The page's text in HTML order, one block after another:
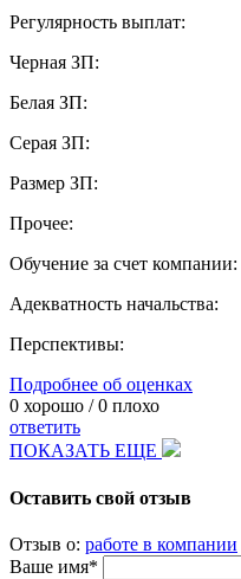
Регулярность выплат:
Черная ЗП:
Белая ЗП:
Серая ЗП:
Размер ЗП:
Прочее:
Обучение за счет компании:
Адекватность начальства:
Перспективы:
Подробнее об оценках
0 хорошо /0 плохо
ответить
ПОКАЗАТЬ ЕЩЕ
Оставить свой отзыв
Отзыв о: работе в компании
Ваше имя*